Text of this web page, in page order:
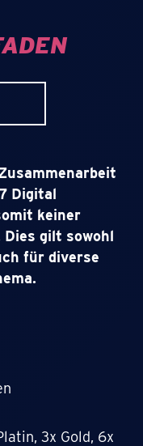
Digital
keiner
gilt sowohl
für diverse
3x Gold, 6x